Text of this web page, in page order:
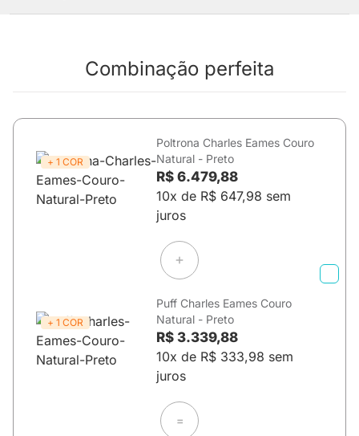
Combinação perfeita
+ 1 COR
Poltrona Charles Eames Couro
Natural - Preto
R$ 6.479,88
10x de R$ 647,98 sem
juros
+ 1 COR
Puff Charles Eames Couro
Natural - Preto
R$ 3.339,88
10x de R$ 333,98 sem
juros
=